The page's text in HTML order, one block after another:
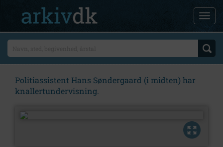
Politiassistent Hans Søndergaard (i midten) har
knallertundervisning.